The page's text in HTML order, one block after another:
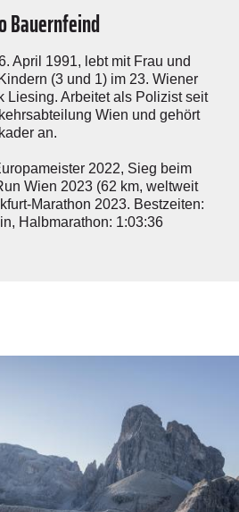
Bauernfeind
April 1991, lebt mit Frau und
(3 und 1) im 23. Wiener
Liesing. Arbeitet als Polizist seit
Wien und gehört
an.
2022, Sieg beim
Wien 2023 (62 km, weltweit
Marathon 2023. Bestzeiten:
Halbmarathon: 1:03:36